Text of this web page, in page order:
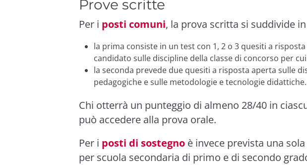
Prove scritte
Per i posti comuni, la prova scritta si suddivide
la prima consiste in un test con 1, 2 o 3 quesiti a
candidato sulle discipline della classe di concorso per
la seconda prevede due quesiti a risposta aperta sulle
pedagogiche e sulle metodologie e tecnologie didattiche.
Chi otterrà un punteggio di almeno 28/40 in
può accedere alla prova orale.
Per i posti di sostegno è invece prevista una
per scuola secondaria di primo e di secondo